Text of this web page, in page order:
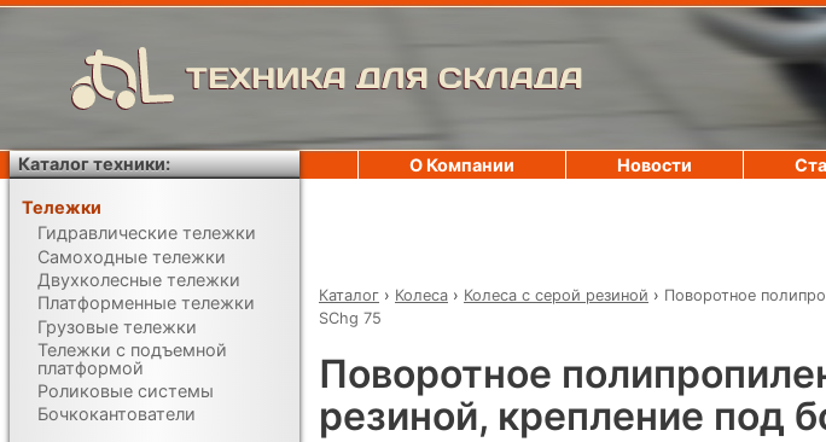
ТЕХНИКА ДЛЯ СКЛАДА
Каталог › Колеса › Колеса с серой резиной › Поворотное
SChg 75
Поворотное
резиной, крепление под
О Компании Новости
Каталог техники:
Тележки
Гидравлические тележки
Самоходные тележки
Двухколесные тележки
Платформенные тележки
Грузовые тележки
Тележки с подъемной
платформой
Роликовые системы
Бочкокантователи